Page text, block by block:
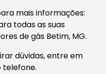
mais informações:
todas as suas
de gás Betim, MG.
dúvidas, entre em